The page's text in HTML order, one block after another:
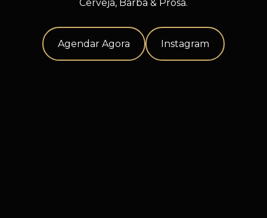
Cerveja, Barba & Prosa.
Agendar Agora Instagram